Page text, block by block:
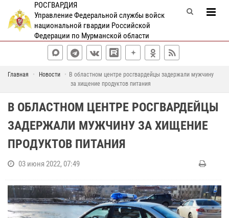
РОСГВАРДИЯ
Управление Федеральной службы войск
национальной гвардии Российской
Федерации по Мурманской области
Главная Новости
В областном центре росгвардейцы задержали мужчину
за хищение продуктов питания
В ОБЛАСТНОМ ЦЕНТРЕ РОСГВАРДЕЙЦЫ
ЗАДЕРЖАЛИ МУЖЧИНУ ЗА ХИЩЕНИЕ
ПРОДУКТОВ ПИТАНИЯ
03 июня 2022, 07:49